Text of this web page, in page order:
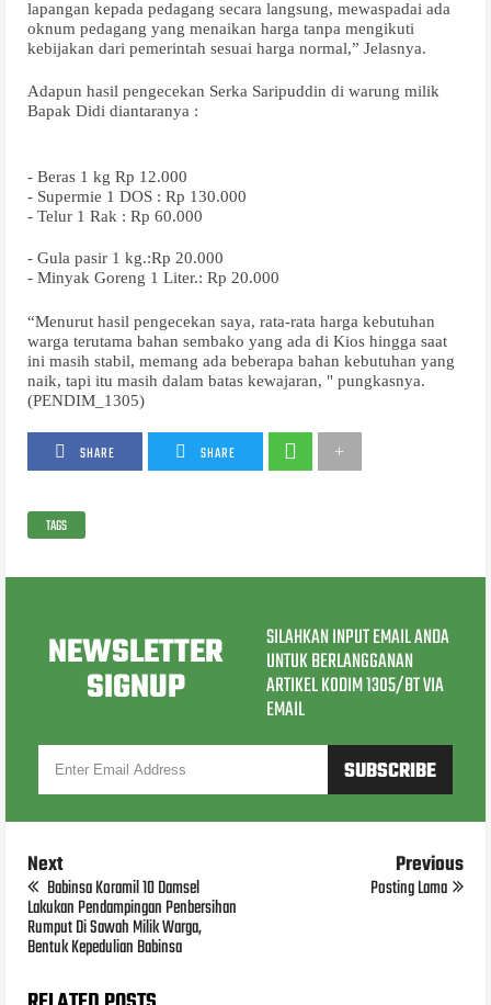
lapangan kepada pedagang secara langsung, mewaspadai ada
oknum pedagang yang menaikan harga tanpa mengikuti
kebijakan dari pemerintah sesuai harga normal,” Jelasnya.
Adapun hasil pengecekan Serka Saripuddin di warung milik
Bapak Didi diantaranya :
- Beras 1 kg Rp 12.000
- Supermie 1 DOS : Rp 130.000
- Telur 1 Rak : Rp 60.000
- Gula pasir 1 kg.:Rp 20.000
- Minyak Goreng 1 Liter.: Rp 20.000
“Menurut hasil pengecekan saya, rata-rata harga kebutuhan
warga terutama bahan sembako yang ada di Kios hingga saat
ini masih stabil, memang ada beberapa bahan kebutuhan yang
naik, tapi itu masih dalam batas kewajaran, " pungkasnya.
(PENDIM_1305)
SHARE SHARE
TAGS
NEWSLETTER
SIGNUP
SILAHKAN INPUT EMAIL ANDA
UNTUK BERLANGGANAN
ARTIKEL KODIM 1305/BT VIA
EMAIL
Next
Babinsa Koramil 10 Damsel
Lakukan Pendampingan Penbersihan
Rumput Di Sawah Milik Warga,
Bentuk Kepedulian Babinsa
Previous
Posting Lama